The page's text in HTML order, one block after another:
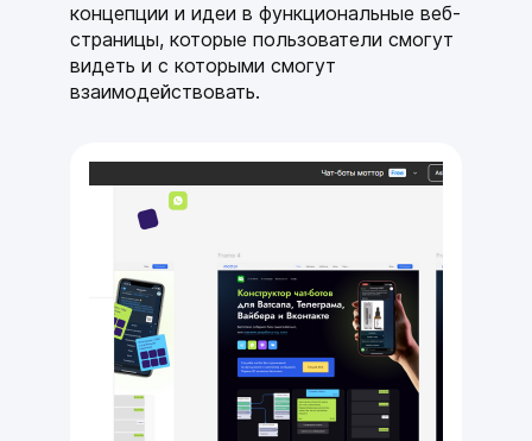
концепции и идеи в функциональные веб-
страницы, которые пользователи смогут
видеть и с которыми смогут
взаимодействовать.